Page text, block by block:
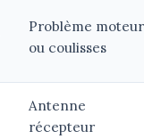
Problème moteur
ou coulisses
Antenne
récepteur